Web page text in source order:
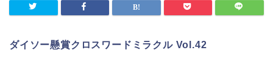
ダイソー懸賞クロスワードミラクル Vol.42